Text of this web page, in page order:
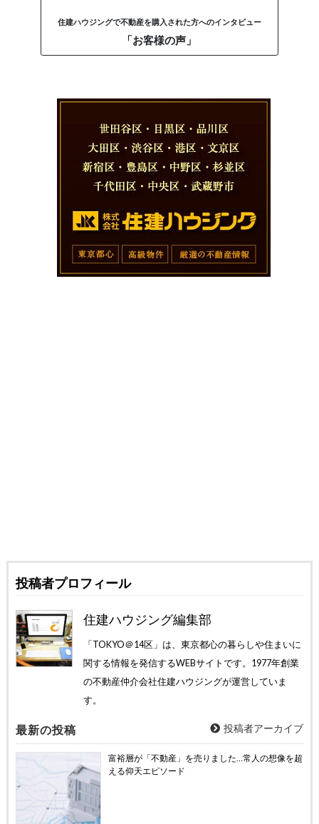
住建ハウジングで不動産を購入された方へのインタビュー
「お客様の声」
投稿者プロフィール
住建ハウジング編集部
「TOKYO＠14区」は、東京都心の暮らしや住まいに
関する情報を発信するWEBサイトです。1977年創業
の不動産仲介会社住建ハウジングが運営していま
す。
最新の投稿 投稿者アーカイブ
富裕層が「不動産」を売りました…常人の想像を超
える仰天エピソード